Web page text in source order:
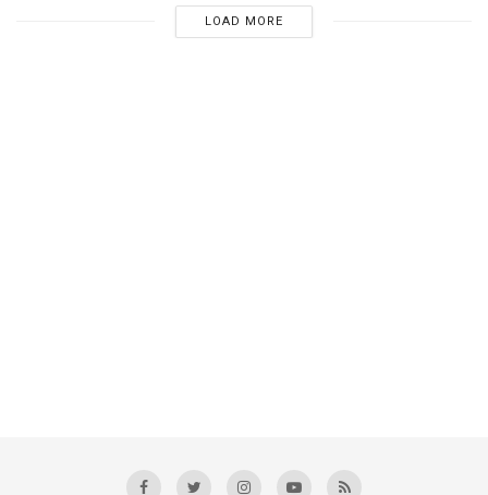
LOAD MORE